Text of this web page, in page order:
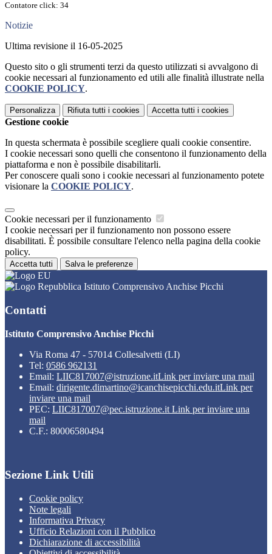
Contatore click: 34
Notizie
Ultima revisione il 16-05-2025
Questo sito o gli strumenti terzi da questo utilizzati si avvalgono di
cookie necessari al funzionamento ed utili alle finalità illustrate nella
COOKIE POLICY.
Personalizza Rifiuta tutti i cookies Accetta tutti i cookies
Gestione cookie
In questa schermata è possibile scegliere quali cookie consentire.
I cookie necessari sono quelli che consentono il funzionamento della
piattaforma e non è possibile disabilitarli.
Per conoscere quali sono i cookie necessari al funzionamento potete
visionare la COOKIE POLICY.
Cookie necessari per il funzionamento
I cookie necessari per il funzionamento non possono essere
disabilitati. È possibile consultare l'elenco nella pagina della cookie
policy.
Accetta tutti Salva le preferenze
Istituto Comprensivo Anchise Picchi
Contatti
Istituto Comprensivo Anchise Picchi
Via Roma 47 - 57014 Collesalvetti (LI)
Tel: 0586 962131
Email: LIIC817007@istruzione.itLink per inviare una mail
Email: dirigente.dimartino@icanchisepicchi.edu.itLink per
inviare una mail
PEC: LIIC817007@pec.istruzione.it Link per inviare una
mail
C.F.: 80006580494
Sezione Link Utili
Cookie policy
Note legali
Informativa Privacy
Ufficio Relazioni con il Pubblico
Dichiarazione di accessibilità